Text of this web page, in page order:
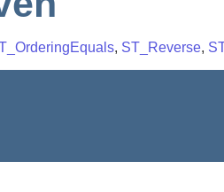
, ST_Reverse,